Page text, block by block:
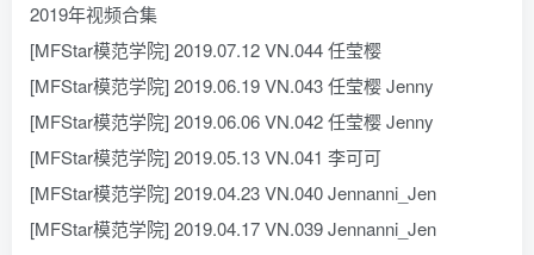
2019年视频合集
[MFStar模范学院] 2019.07.12 VN.044 任莹樱
[MFStar模范学院] 2019.06.19 VN.043 任莹樱 Jenny
[MFStar模范学院] 2019.06.06 VN.042 任莹樱 Jenny
[MFStar模范学院] 2019.05.13 VN.041 李可可
[MFStar模范学院] 2019.04.23 VN.040 Jennanni_Jen
[MFStar模范学院] 2019.04.17 VN.039 Jennanni_Jen